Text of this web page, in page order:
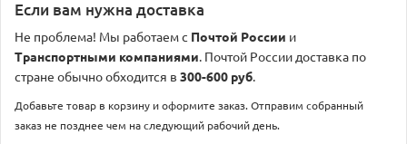
Если вам нужна доставка
Не проблема! Мы работаем с Почтой России и
Транспортными компаниями. Почтой России доставка по
стране обычно обходится в 300-600 руб.
Добавьте товар в корзину и оформите заказ. Отправим собранный
заказ не позднее чем на следующий рабочий день.